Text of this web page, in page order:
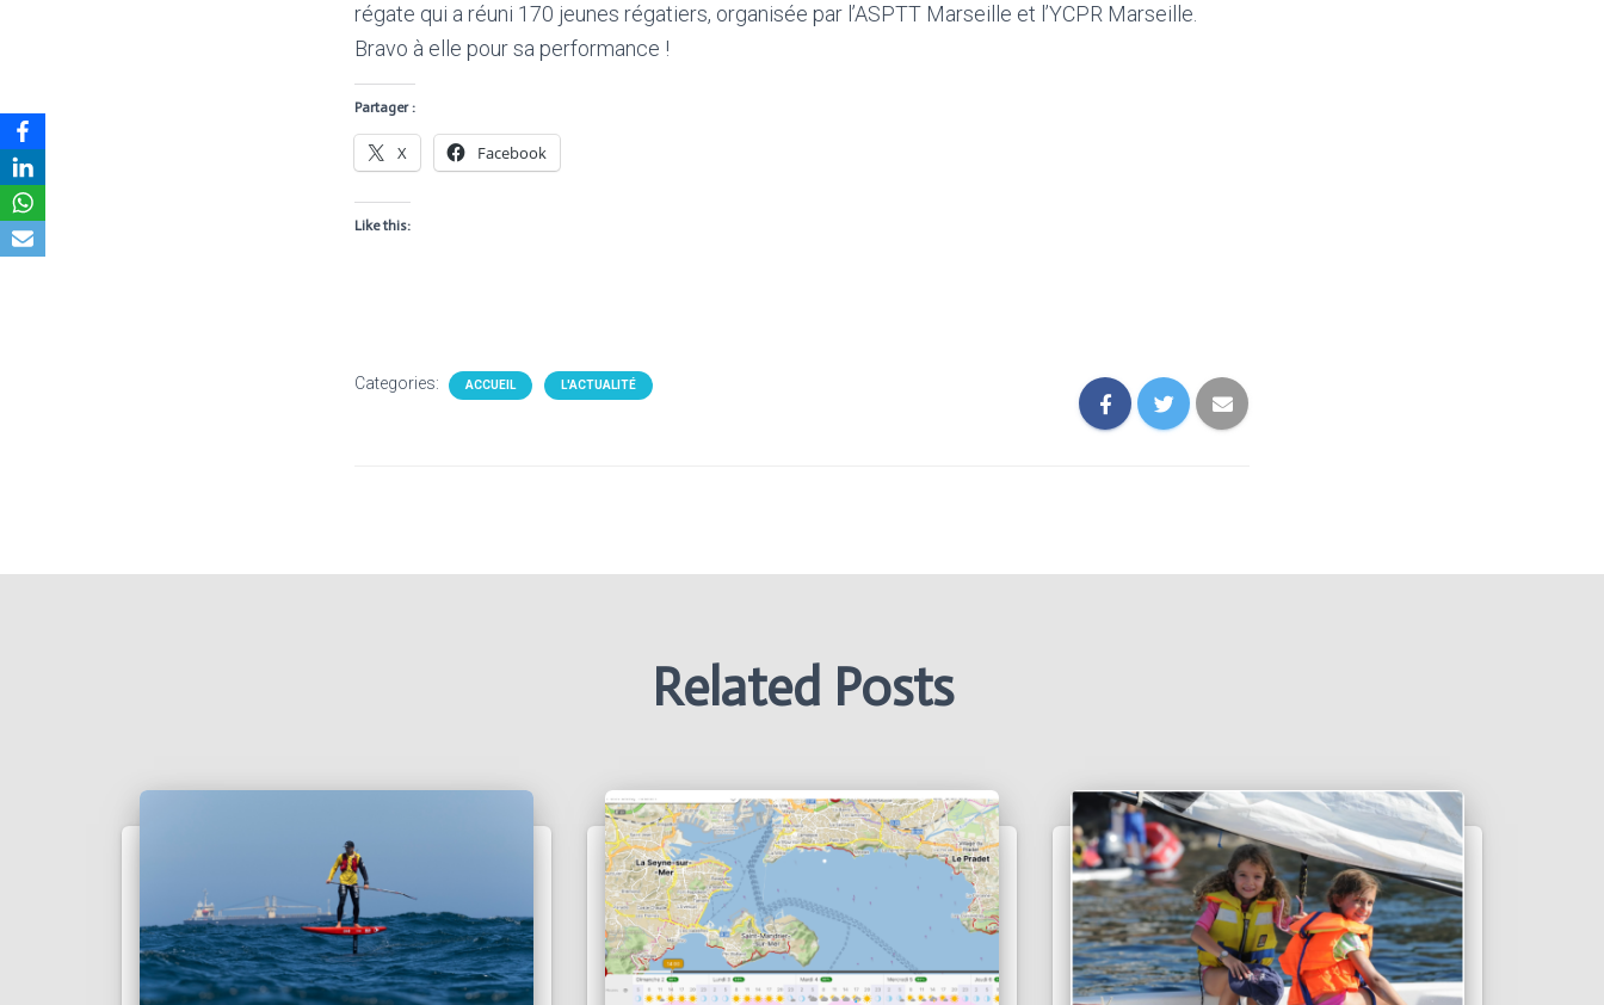
régate qui a réuni 170 jeunes régatiers, organisée par l’ASPTT Marseille et l’YCPR Marseille.
Bravo à elle pour sa performance !
Partager :
X Facebook
Like this:
Categories: ACCUEIL L'ACTUALITÉ
Related Posts